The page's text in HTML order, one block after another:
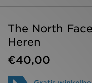
The North
Heren
€40,00